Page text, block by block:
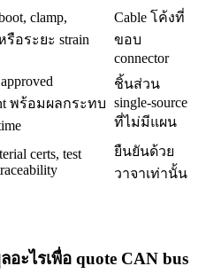
clamp,
รือระยะ strain
Cable โค้งที่
ขอบ
connector
พร้อมผลกระทบ
ชิ้นส่วน
single-source
ที่ไม่มีแผน
certs, test
ยืนยันด้วย
วาจาเท่านั้น
ะไรเพื่อ quote CAN bus